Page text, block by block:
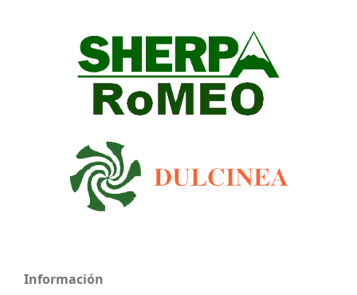
Información